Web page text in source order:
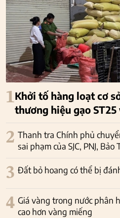
1Khởi tố hàng loạt cơ
thương hiệu gạo ST25
2 Thanh tra Chính phủ
sai phạm của SJC, PNJ,
3 Đất bỏ hoang có thể bị
4 Giá vàng trong nước phân
cao hơn vàng miếng